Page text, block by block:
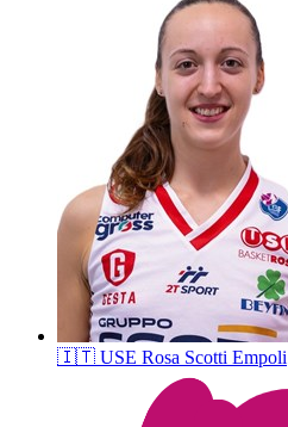
🇮🇹 USE Rosa Scotti Empoli